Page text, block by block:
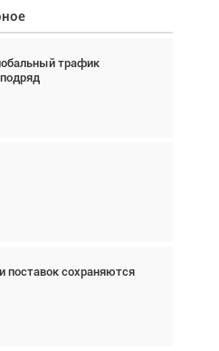
трафик
сохраняются
вертолётов и БПЛА в
Дэйв Кох: «Фотография
ИИ всё портит»
трафик